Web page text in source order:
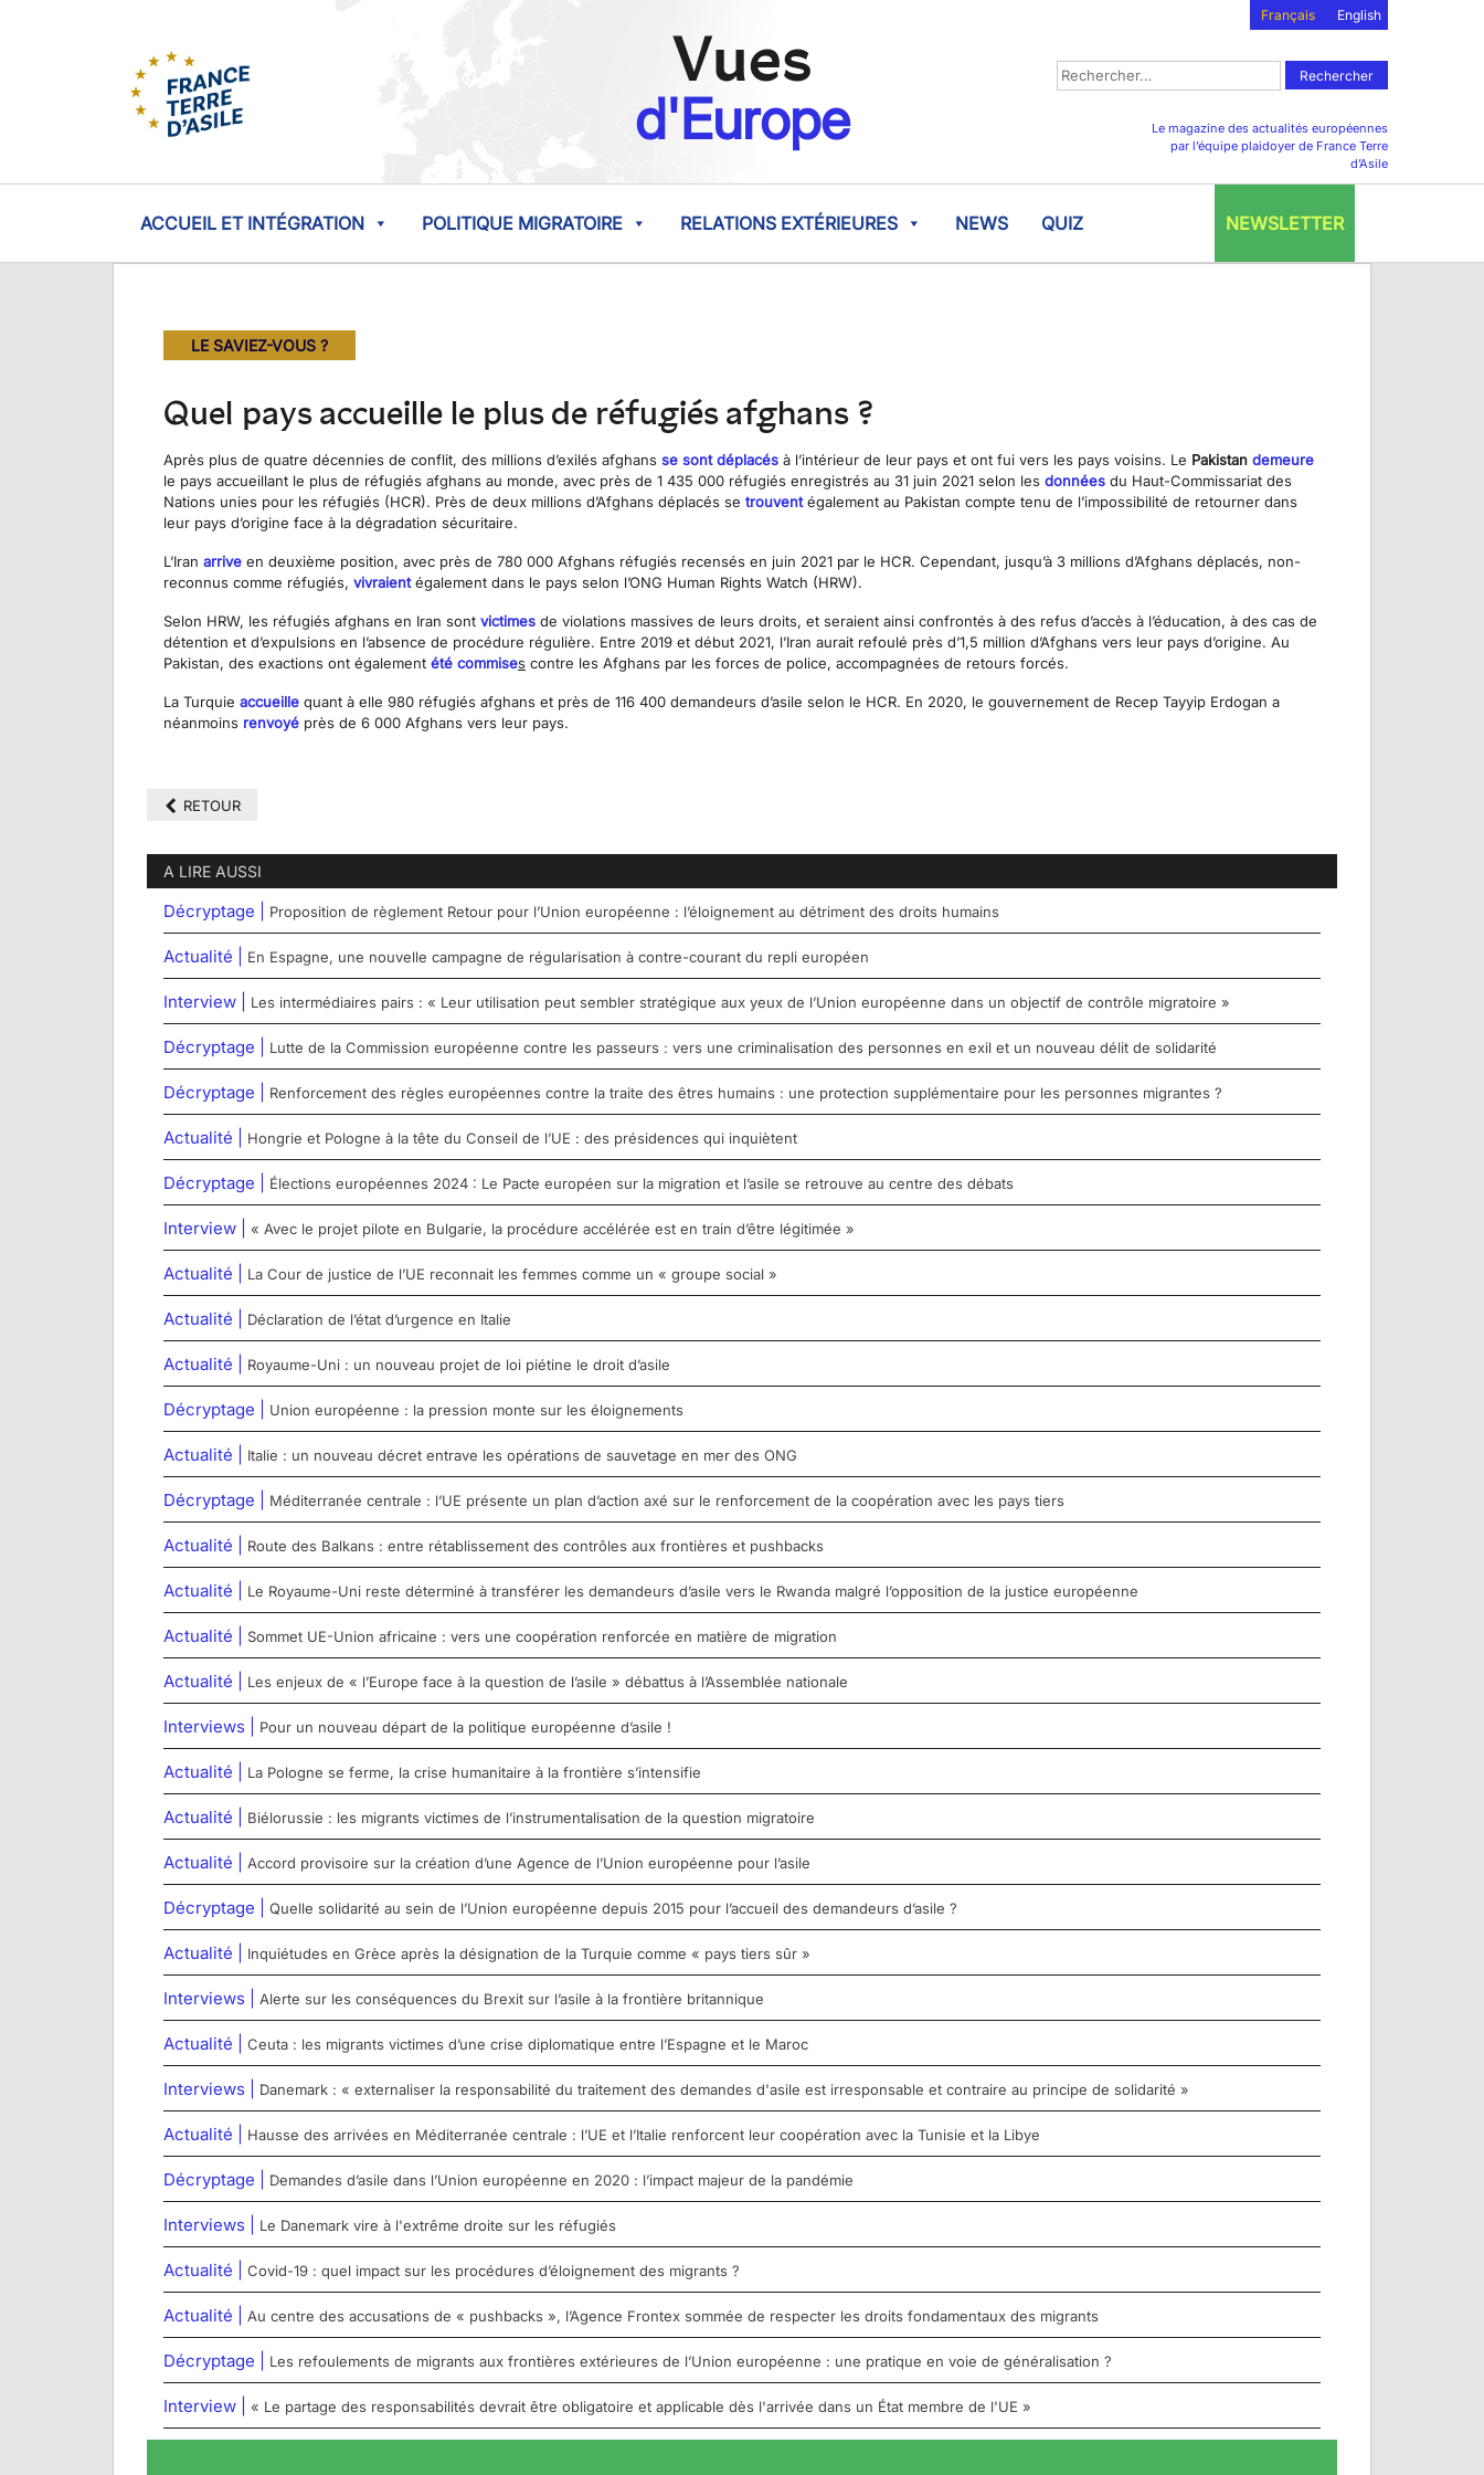
Français English
Vues
d'Europe
Rechercher :
Le magazine des actualités européennes
par l’équipe plaidoyer de France Terre
d’Asile
ACCUEIL ET INTÉGRATION POLITIQUE MIGRATOIRE RELATIONS EXTÉRIEURES NEWS QUIZ NEWSLETTER
LE SAVIEZ-VOUS ?
Quel pays accueille le plus de réfugiés afghans ?
Après plus de quatre décennies de conflit, des millions d’exilés afghans se sont déplacés à l’intérieur de leur pays et ont fui vers les pays voisins. Le Pakistan demeure
le pays accueillant le plus de réfugiés afghans au monde, avec près de 1 435 000 réfugiés enregistrés au 31 juin 2021 selon les données du Haut-Commissariat des
Nations unies pour les réfugiés (HCR). Près de deux millions d’Afghans déplacés se trouventégalement au Pakistan compte tenu de l’impossibilité de retourner dans
leur pays d’origine face à la dégradation sécuritaire.
L’Iran arrive en deuxième position, avec près de 780 000 Afghans réfugiés recensés en juin 2021 par le HCR. Cependant, jusqu’à 3 millions d’Afghans déplacés, non-
reconnus comme réfugiés, vivraientégalement dans le pays selon l’ONG Human Rights Watch (HRW).
Selon HRW, les réfugiés afghans en Iran sont victimes de violations massives de leurs droits, et seraient ainsi confrontés à des refus d’accès à l’éducation, à des cas de
détention et d’expulsions en l’absence de procédure régulière. Entre 2019 et début 2021, l’Iran aurait refoulé près d’1,5 million d’Afghans vers leur pays d’origine. Au
Pakistan, des exactions ont également été commises contre les Afghans par les forces de police, accompagnées de retours forcés.
La Turquie accueille quant à elle 980 réfugiés afghans et près de 116 400 demandeurs d’asile selon le HCR. En 2020, le gouvernement de Recep Tayyip Erdogan a
néanmoins renvoyé près de 6 000 Afghans vers leur pays.
RETOUR
A LIRE AUSSI
Décryptage | Proposition de règlement Retour pour l’Union européenne : l’éloignement au détriment des droits humains
Actualité | En Espagne, une nouvelle campagne de régularisation à contre-courant du repli européen
Interview | Les intermédiaires pairs : « Leur utilisation peut sembler stratégique aux yeux de l’Union européenne dans un objectif de contrôle migratoire »
Décryptage | Lutte de la Commission européenne contre les passeurs : vers une criminalisation des personnes en exil et un nouveau délit de solidarité
Décryptage | Renforcement des règles européennes contre la traite des êtres humains : une protection supplémentaire pour les personnes migrantes ?
Actualité | Hongrie et Pologne à la tête du Conseil de l’UE : des présidences qui inquiètent
Décryptage | Élections européennes 2024 : Le Pacte européen sur la migration et l’asile se retrouve au centre des débats
Interview | « Avec le projet pilote en Bulgarie, la procédure accélérée est en train d’être légitimée »
Actualité | La Cour de justice de l’UE reconnait les femmes comme un « groupe social »
Actualité | Déclaration de l’état d’urgence en Italie
Actualité | Royaume-Uni : un nouveau projet de loi piétine le droit d’asile
Décryptage | Union européenne : la pression monte sur les éloignements
Actualité | Italie : un nouveau décret entrave les opérations de sauvetage en mer des ONG
Décryptage | Méditerranée centrale : l’UE présente un plan d’action axé sur le renforcement de la coopération avec les pays tiers
Actualité | Route des Balkans : entre rétablissement des contrôles aux frontières et pushbacks
Actualité | Le Royaume-Uni reste déterminé à transférer les demandeurs d’asile vers le Rwanda malgré l’opposition de la justice européenne
Actualité | Sommet UE-Union africaine : vers une coopération renforcée en matière de migration
Actualité | Les enjeux de « l’Europe face à la question de l’asile » débattus à l’Assemblée nationale
Interviews | Pour un nouveau départ de la politique européenne d’asile !
Actualité | La Pologne se ferme, la crise humanitaire à la frontière s’intensifie
Actualité | Biélorussie : les migrants victimes de l’instrumentalisation de la question migratoire
Actualité | Accord provisoire sur la création d’une Agence de l’Union européenne pour l’asile
Décryptage | Quelle solidarité au sein de l’Union européenne depuis 2015 pour l’accueil des demandeurs d’asile ?
Actualité | Inquiétudes en Grèce après la désignation de la Turquie comme « pays tiers sûr »
Interviews | Alerte sur les conséquences du Brexit sur l’asile à la frontière britannique
Actualité | Ceuta : les migrants victimes d’une crise diplomatique entre l’Espagne et le Maroc
Interviews | Danemark : « externaliser la responsabilité du traitement des demandes d'asile est irresponsable et contraire au principe de solidarité »
Actualité | Hausse des arrivées en Méditerranée centrale : l’UE et l’Italie renforcent leur coopération avec la Tunisie et la Libye
Décryptage | Demandes d’asile dans l’Union européenne en 2020 : l’impact majeur de la pandémie
Interviews | Le Danemark vire à l'extrême droite sur les réfugiés
Actualité | Covid-19 : quel impact sur les procédures d’éloignement des migrants ?
Actualité | Au centre des accusations de « pushbacks », l’Agence Frontex sommée de respecter les droits fondamentaux des migrants
Décryptage | Les refoulements de migrants aux frontières extérieures de l’Union européenne : une pratique en voie de généralisation ?
Interview | « Le partage des responsabilités devrait être obligatoire et applicable dès l'arrivée dans un État membre de l'UE »